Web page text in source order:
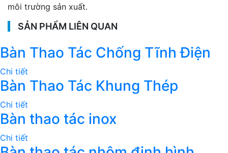
môi trường sản xuất.
SẢN PHẨM LIÊN QUAN
Bàn Thao Tác Chống Tĩnh Điện
Chi tiết
Bàn Thao Tác Khung Thép
Chi tiết
Bàn thao tác inox
Chi tiết